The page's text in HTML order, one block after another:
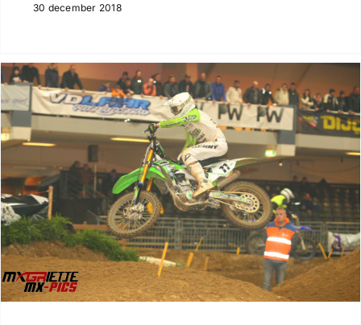
30 december 2018